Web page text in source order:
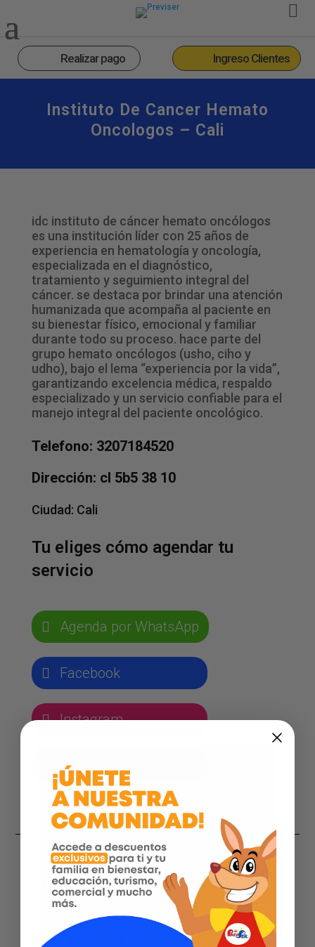
Realizar pago Ingreso Clientes
Instituto De Cancer Hemato
Oncologos – Cali
idc instituto de cáncer hemato oncólogos
es una institución líder con 25 años de
experiencia en hematología y oncología,
especializada en el diagnóstico,
tratamiento y seguimiento integral del
cáncer. se destaca por brindar una atención
humanizada que acompaña al paciente en
su bienestar físico, emocional y familiar
durante todo su proceso. hace parte del
grupo hemato oncólogos (usho, ciho y
udho), bajo el lema “experiencia por la vida”,
garantizando excelencia médica, respaldo
especializado y un servicio confiable para el
manejo integral del paciente oncológico.
Telefono: 3207184520
Dirección: cl 5b5 38 10
Ciudad: Cali
Tu eliges cómo agendar tu
servicio
Agenda por WhatsApp
Facebook
Instagram
Página web
¿Qué servicios ofrecemos?